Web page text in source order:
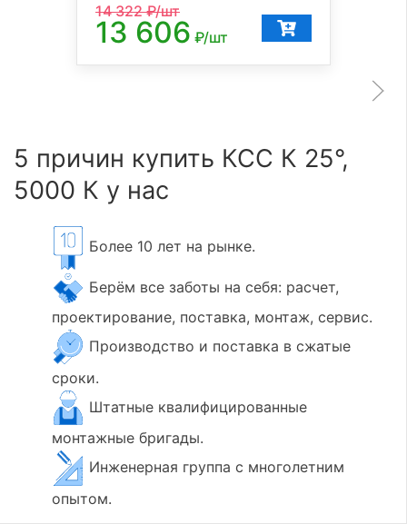
14 322₽/шт
13 606 ₽/шт
5 причин купить КСС К 25°,
5000 К у нас
Более 10 лет на рынке.
Берём все заботы на себя: расчет,
проектирование, поставка, монтаж, сервис.
Производство и поставка в сжатые
сроки.
Штатные квалифицированные
монтажные бригады.
Инженерная группа с многолетним
опытом.